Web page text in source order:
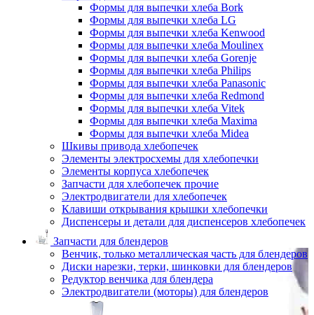
Формы для выпечки хлеба Bork
Формы для выпечки хлеба LG
Формы для выпечки хлеба Kenwood
Формы для выпечки хлеба Moulinex
Формы для выпечки хлеба Gorenje
Формы для выпечки хлеба Philips
Формы для выпечки хлеба Panasonic
Формы для выпечки хлеба Redmond
Формы для выпечки хлеба Vitek
Формы для выпечки хлеба Maxima
Формы для выпечки хлеба Midea
Шкивы привода хлебопечек
Элементы электросхемы для хлебопечки
Элементы корпуса хлебопечек
Запчасти для хлебопечек прочие
Электродвигатели для хлебопечек
Клавиши открывания крышки хлебопечки
Диспенсеры и детали для диспенсеров хлебопечек
Запчасти для блендеров
Венчик, только металлическая часть для блендеров
Диски нарезки, терки, шинковки для блендеров
Редуктор венчика для блендера
Электродвигатели (моторы) для блендеров